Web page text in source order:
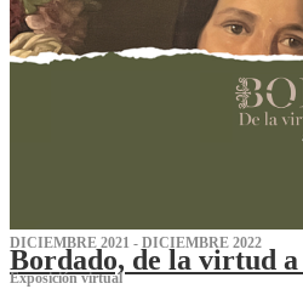
DICIEMBRE 2021 - DICIEMBRE 2022
Bordado, de la virtud
Exposición virtual‌